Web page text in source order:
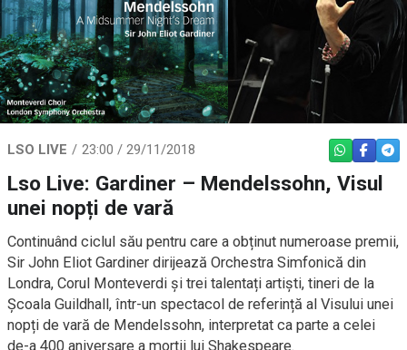
LSO LIVE 23:00 / 29/11/2018 WHATSAPP
Lso Live: Gardiner – Mendelssohn, Visul
unei nopți de vară
Continuând ciclul său pentru care a obținut numeroase premii,
Sir John Eliot Gardiner dirijează Orchestra Simfonică din
Londra, Corul Monteverdi și trei talentați artiști, tineri de la
Școala Guildhall, într-un spectacol de referință al Visului unei
nopți de vară de Mendelssohn, interpretat ca parte a celei
de-a 400 aniversare a morții lui Shakespeare.